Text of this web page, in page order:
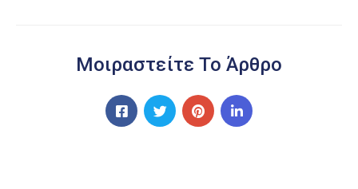
Μοιραστείτε Το Άρθρο